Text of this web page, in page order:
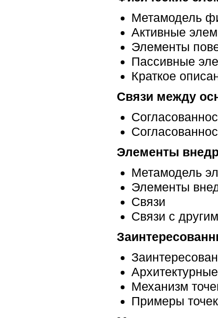
Метамодель
Активные
Элементы
Пассивные
Краткое
Связи между
Элементы
Метамодель
Элементы
Связи
Связи с
Механизм
Примеры